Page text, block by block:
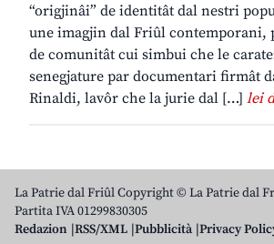
“origjinâi” de identitât dal nestri
une imagjin dal Friûl contemporani,
de comunitât cui simbui che le
senegjature par documentari firmât
Rinaldi, lavôr che la jurie dal […] lei
La Patrie dal Friûl Copyright © La Patrie dal
Partita IVA 01299830305
Redazion RSS/XML Pubblicità Privacy